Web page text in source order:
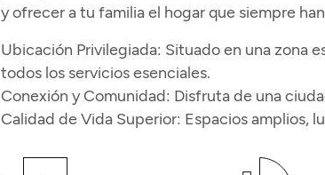
y ofrecer a tu familia el hogar que siempre
Ubicación Privilegiada: Situado en una zona
todos los servicios esenciales.
Conexión y Comunidad: Disfruta de una
Calidad de Vida Superior: Espacios amplios,